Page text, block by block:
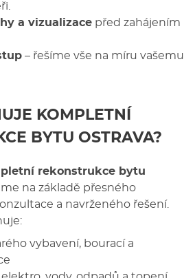
a vizualizace před zahájením
– řešíme vše na míru vašemu
KOMPLETNÍ
BYTU OSTRAVA?
rekonstrukce bytu
na základě přesného
a navrženého řešení.
vybavení, bourací a